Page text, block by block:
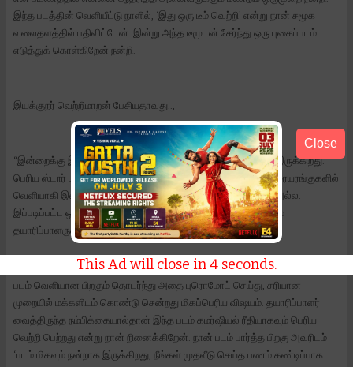
இந்த படத்தின் வெளியீட்டு நாளில், ‘இது ஒரு டீம் வெற்றி’ என்று நான் சமூக
வலைதளத்தில் பதிவிட்டேன். இன்று அந்த டீமுடன் சேர்ந்து ஒரு புகைப்படம்
எடுத்துக் கொள்கிறேன் நன்றி.
இயக்குநர் வெற்றிமாறன் பேசியதாவது..,
“இன்றைக்கு இங்கே வந்து நிற்பது எனக்கு மிகவும் சந்தோஷமாக இருக்கிறது.
பெரிய ஸ்டார் பவர் இல்லாத, ஒரு கதையை மட்டும் நம்பிய படம் திரையரங்குகளில்
வெளியாகி இவ்வளவு பெரிய வெற்றி பெறுவது எளிதான விஷயம் அல்ல.
இப்படிப்பட்ட ஒரு படத்தை நம்பி தயாரித்து, முழு ஆதரவுடன் நிற்கும்
தயாரிப்பாளருக்கே முதலில் நன்றி சொல்ல வேண்டும்.
படம் வெளியான பிறகும் தொடர்ந்து அதை புரொமோட் செய்து, சரியான
முறையில் மக்களிடம் கொண்டு சென்றது மிகப்பெரிய விஷயம். தயாரிப்பாளர்
வைத்திருந்த நம்பிக்கையால்தான் இந்த படம் கமர்ஷியல் ரீதியாகவும் பெரிய
வெற்றி பெற்றது என்று நான் நினைக்கிறேன். நான் படம் பார்த்த பிறகு அவரிடம்
‘படம் மிகவும் நன்றாக இருக்கிறது, நீங்கள் முதலீடு செய்த பணம் கண்டிப்பாக
Close
This Ad will close in3seconds.